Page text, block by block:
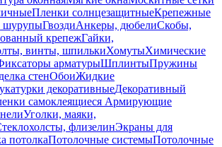
Пленки солнцезащитныеКрепежные
шурупыГвоздиАнкеры, дюбелиСкобы,
крепежГайки,
винты, шпилькиХомутыХимические
арматурыШплинтыПружины
стенОбоиЖидкие
декоративныеДекоративный
самоклеящиеся Армирующие
Уголки, маяки,
флизелинЭкраны для
потолкаПотолочные системыПотолочные